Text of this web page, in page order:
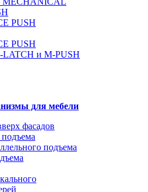
PUSH
PUSH
LATCH и M-PUSH
для мебели
фасадов
подъема